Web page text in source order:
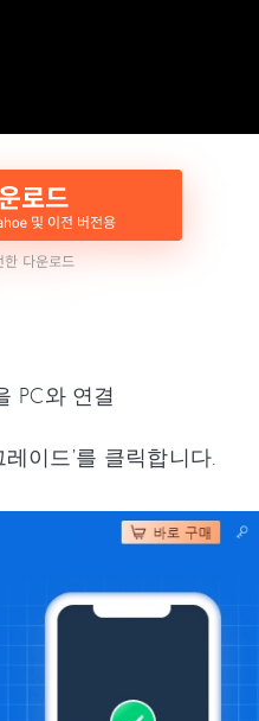
PC와 연결
이드’를 클릭합니다.